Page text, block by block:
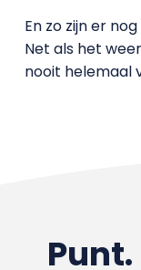
En zo zijn er
Net als het
nooit helemaal